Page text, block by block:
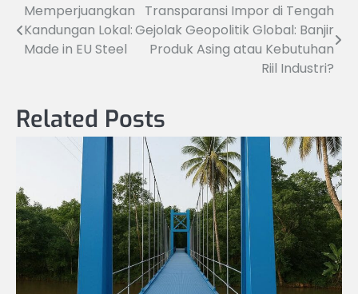
Navigasi
pos
Memperjuangkan
Kandungan Lokal:
Made in EU Steel
Transparansi Impor di Tengah
Gejolak Geopolitik Global: Banjir
Produk Asing atau Kebutuhan
Riil Industri?
Related Posts